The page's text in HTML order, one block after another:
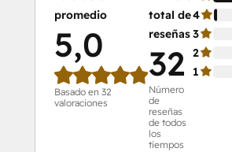
promedio
5,0
Basado en 32
valoraciones
total de
reseñas
32
Número
de
reseñas
de todos
los
tiempos
4
3
2
1